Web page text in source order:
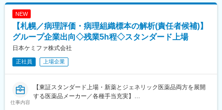
・残業20h以内
■やりがい：
・最近、健康のことで困っていることがないかなど、親身にお話
献することができます。
・「この薬すごく効き目があって良かったよ。」「こないだのリ
れてありがとう。」など、「ありがとう」という言葉が一番のや
りがいです。
※手術立ち合いが発生します。
※原則、直行直帰での営業スタイルとなります（独り立ち後）。
＜担当商材＞
・肝臓癌治療用ラジオ波焼灼装置
・上記に関連する付属品・アクセサリー
NEW
【札幌／病理評価・病理組織標本の解析(責任者候補)】
グループ企業出向◇残業5h程◇スタンダード上場
日本ケミファ株式会社
正社員 上場企業
仕事内容
【東証スタンダード上場・新薬とジェネリック医薬品両方を展開
する医薬品メーカー／各種手当充実】